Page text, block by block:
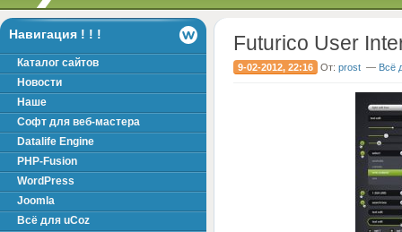
вебмастера!
Futurico User
9-02-2012, 22:16 От: prost — Всё
Навигация ! ! !
Каталог сайтов
Новости
Наше
Софт для веб-мастера
Datalife Engine
PHP-Fusion
WordPress
Joomla
Всё для uCoz